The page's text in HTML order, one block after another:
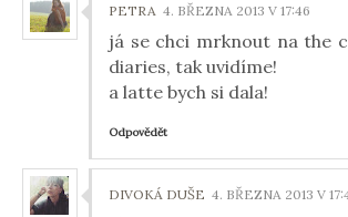
PETRA 4. BŘEZNA 2013 V 17:46
já se chci mrknout na the
diaries, tak uvidíme!
a latte bych si dala!
Odpovědět
DIVOKÁ DUŠE 4. BŘEZNA 2013 V